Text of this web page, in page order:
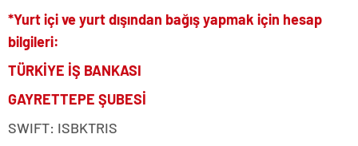
*Yurt içi ve yurt dışından bağış yapmak için hesap
bilgileri:
TÜRKİYE İŞ BANKASI
GAYRETTEPE ŞUBESİ
SWIFT: ISBKTRIS